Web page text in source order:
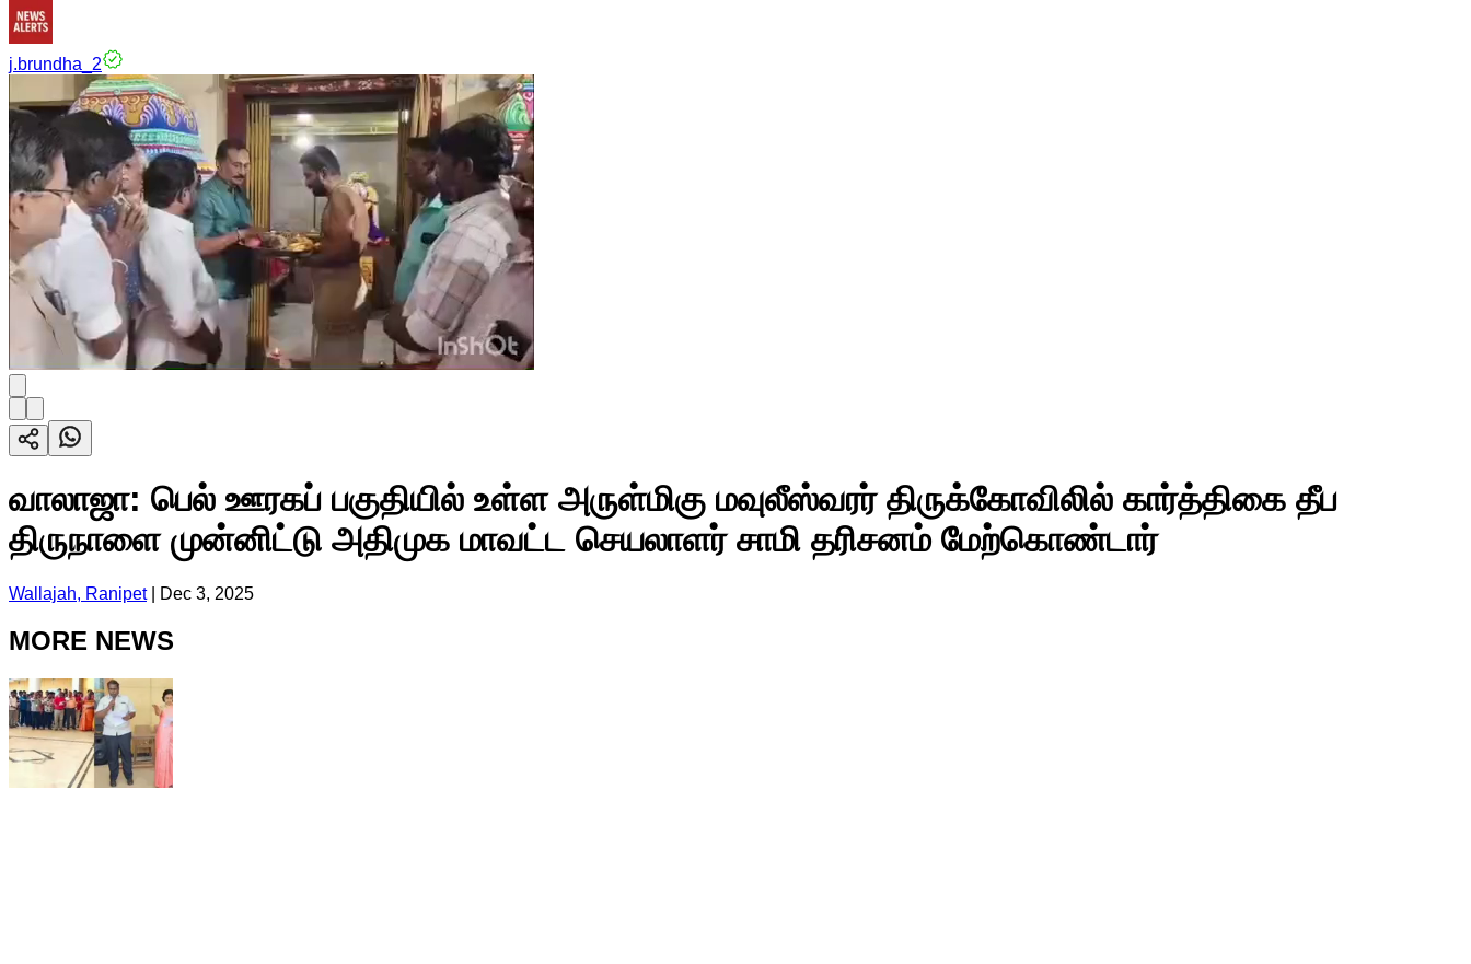
j.brundha_2
வாலாஜா: பெல் ஊரகப் பகுதியில் உள்ள அருள்மிகு மவுலீஸ்வரர் திருக்கோவிலில் கார்த்திகை தீப
திருநாளை முன்னிட்டு அதிமுக மாவட்ட செயலாளர் சாமி தரிசனம் மேற்கொண்டார்
Wallajah, Ranipet| Dec 3, 2025
MORE NEWS